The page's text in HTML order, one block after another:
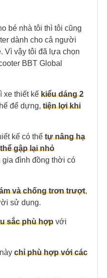
bé nhà tôi thì tôi cũng
dành cho cả người
Vì vậy tôi đã lựa chọn
BBT Global
xe thiết kế kiểu dáng 2
để dựng, tiện lợi khi
kế có thể tự nâng hạ
gập lại nhỏ
gia đình đồng thời có
và chống trơn trượt,
sử dụng.
sắc phù hợp với
chỉ phù hợp với các